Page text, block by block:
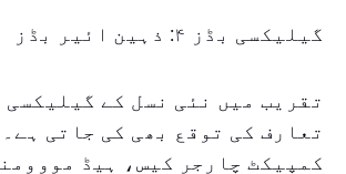
گیلیکسی بڈز ۴: ذہین ائیر بڈز
تقریب میں نئی نسل کے گیلیکسی
تعارف کی توقع بھی کی جاتی ہے۔
کمپیکٹ چارجر کیس، ہیڈ